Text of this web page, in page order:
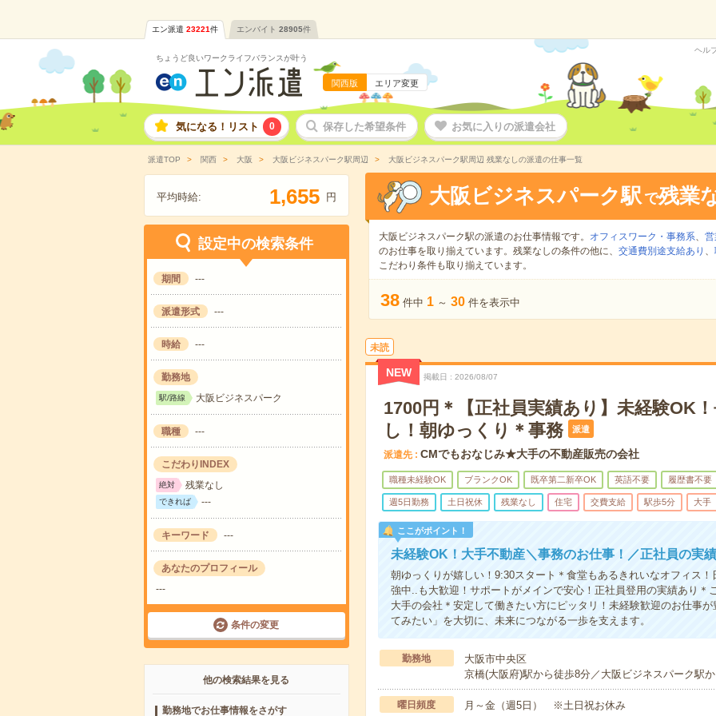
エン派遣 23221件 エンバイト 28905件
ちょうど良いワークライフバランスが叶う
関西版 エリア変更
ヘル
気になる！リスト 0 保存した希望条件 お気に入りの派遣会社
派遣TOP 関西 大阪 大阪ビジネスパーク駅周辺 大阪ビジネスパーク駅周辺 残業なしの派遣の仕事一覧
平均時給: 1,655 円
設定中の検索条件
期間 ---
派遣形式 ---
時給 ---
勤務地
駅/路線 大阪ビジネスパーク
職種 ---
こだわりINDEX
絶対 残業なし
できれば ---
キーワード ---
あなたのプロフィール
---
条件の変更
他の検索結果を見る
勤務地でお仕事情報をさがす
大阪ビジネスパーク駅 で残業
大阪ビジネスパーク駅の派遣のお仕事情報です。 オフィスワーク・事務系、
のお仕事を取り揃えています。残業なしの条件の他に、 交通費別途支給あり 、
こだわり条件も取り揃えています。
38 件中 1 ～ 30 件を表示中
未読
NEW 掲載日 2026/08/07
1700円＊【正社員実績あり】未経験OK
し！朝ゆっくり＊事務
派遣
派遣先 CMでもおなじみ★大手の不動産販売の会社
職種未経験OK ブランクOK 既卒第二新卒OK 英語不要 履歴書不要
週5日勤務 土日祝休 残業なし 住宅 交費支給 駅歩5分 大手
ここがポイント！
未経験OK！大手不動産＼事務のお仕事！／正社員の実
朝ゆっくりが嬉しい！9:30スタート＊食堂もあるきれいなオフィス
強中..も大歓迎！サポートがメインで安心！正社員登用の実績あり＊
大手の会社＊安定して働きたい方にピッタリ！未経験歓迎のお仕事
てみたい」を大切に、未来につながる一歩を支えます。
勤務地
大阪市中央区
京橋(大阪府)駅から徒歩8分／大阪ビジネスパーク駅
曜日頻度 月～金（週5日） ※土日祝お休み